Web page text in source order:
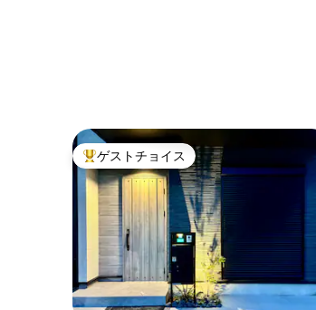
大好評のゲストチョイスです。
ゲストチョイス